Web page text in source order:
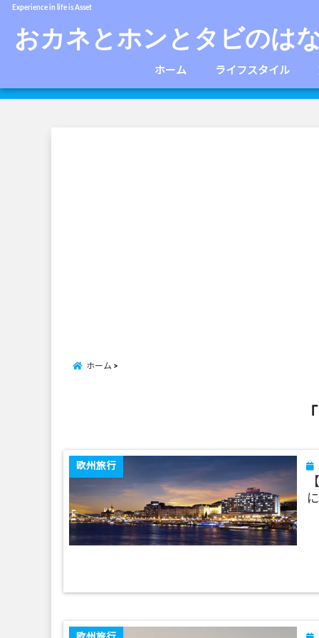
Experience in life is Asset
おカネとホンとタビのは
ホーム ライフスタイル
ホーム
欧州旅行